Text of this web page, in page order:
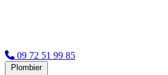
09 72 51 99 85
Plombier